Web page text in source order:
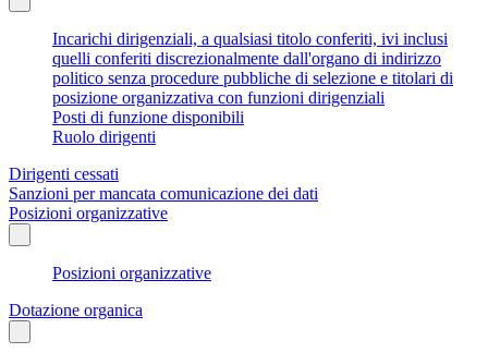
Incarichi dirigenziali, a qualsiasi titolo conferiti, ivi inclusi
quelli conferiti discrezionalmente dall'organo di indirizzo
politico senza procedure pubbliche di selezione e titolari di
posizione organizzativa con funzioni dirigenziali
Posti di funzione disponibili
Ruolo dirigenti
Dirigenti cessati
Sanzioni per mancata comunicazione dei dati
Posizioni organizzative
Posizioni organizzative
Dotazione organica